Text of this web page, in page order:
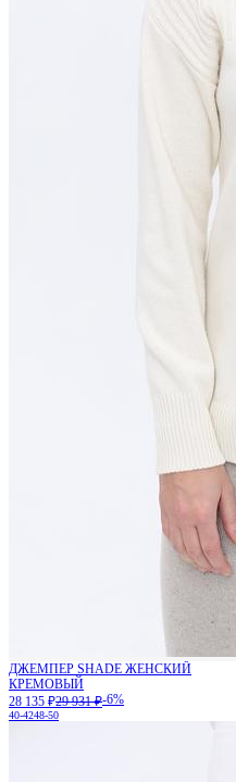
ДЖЕМПЕР SHADE ЖЕНСКИЙ
КРЕМОВЫЙ
28 135 ₽29 931 ₽-6%
40-4248-50